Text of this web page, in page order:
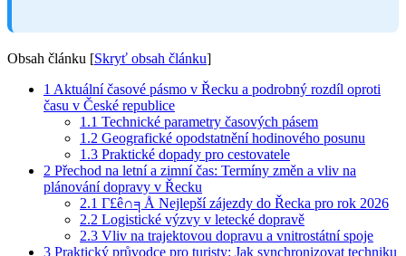
Obsah článku [Skryť obsah článku]
1 Aktuální časové pásmo v Řecku a podrobný rozdíl oproti
času v České republice
1.1 Technické parametry časových pásem
1.2 Geografické opodstatnění hodinového posunu
1.3 Praktické dopady pro cestovatele
2 Přechod na letní a zimní čas: Termíny změn a vliv na
plánování dopravy v Řecku
2.1 Γ£ê∩╕Å Nejlepší zájezdy do Řecka pro rok 2026
2.2 Logistické výzvy v letecké dopravě
2.3 Vliv na trajektovou dopravu a vnitrostátní spoje
3 Praktický průvodce pro turisty: Jak synchronizovat techniku